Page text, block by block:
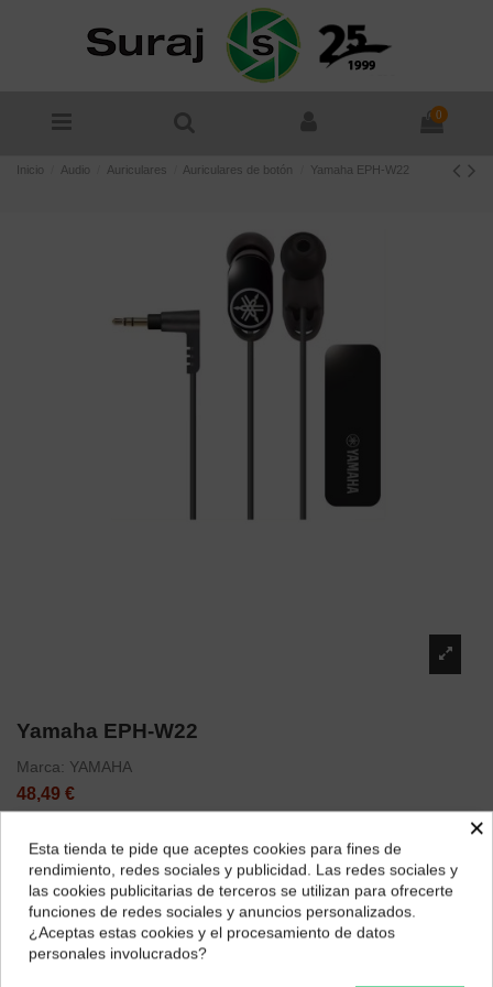
0
Inicio Audio Auriculares Auriculares de botón Yamaha EPH-W22
Yamaha EPH-W22
Marca: YAMAHA
48,49 €
Descripción
EAN 4957812580717
¿Dónde deseas recibir tu pedido?
Selecciona tu ubicación para mostrarte los precios e
impuestos correctos para tu región.
×
Esta tienda te pide que aceptes cookies para fines de
rendimiento, redes sociales y publicidad. Las redes sociales y
las cookies publicitarias de terceros se utilizan para ofrecerte
funciones de redes sociales y anuncios personalizados.
¿Aceptas estas cookies y el procesamiento de datos
personales involucrados?